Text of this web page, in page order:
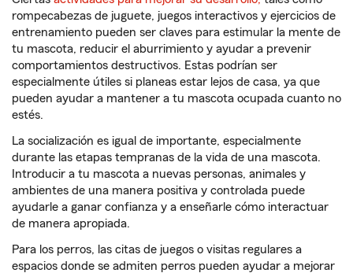
rompecabezas de juguete, juegos interactivos y ejercicios de
entrenamiento pueden ser claves para estimular la mente de
tu mascota, reducir el aburrimiento y ayudar a prevenir
comportamientos destructivos. Estas podrían ser
especialmente útiles si planeas estar lejos de casa, ya que
pueden ayudar a mantener a tu mascota ocupada cuanto no
estés.
La socialización es igual de importante, especialmente
durante las etapas tempranas de la vida de una mascota.
Introducir a tu mascota a nuevas personas, animales y
ambientes de una manera positiva y controlada puede
ayudarle a ganar confianza y a enseñarle cómo interactuar
de manera apropiada.
Para los perros, las citas de juegos o visitas regulares a
espacios donde se admiten perros pueden ayudar a mejorar